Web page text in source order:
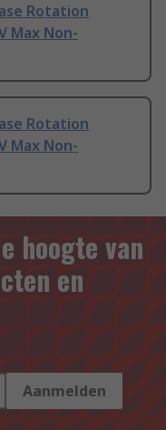
Rotation
Max Non-
Rotation
Max Non-
hoogte van
en
Aanmelden